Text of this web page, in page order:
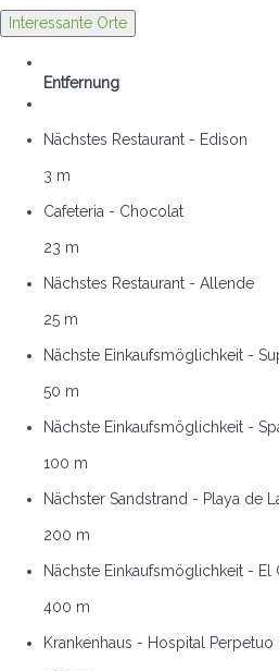
Interessante Orte
Entfernung
Nächstes Restaurant - Edison
3 m
Cafeteria - Chocolat
23 m
Nächstes Restaurant - Allende
25 m
Nächste Einkaufsmöglichkeit -
50 m
Nächste Einkaufsmöglichkeit -
100 m
Nächster Sandstrand - Playa de
200 m
Nächste Einkaufsmöglichkeit - El
400 m
Krankenhaus - Hospital